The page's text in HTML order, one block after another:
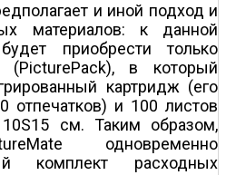
и иной подход и
материалов: к данной
приобрести только
в который
картридж (его
отпечатков) и 100 листов
см. Таким образом,
одновременно
комплект расходных